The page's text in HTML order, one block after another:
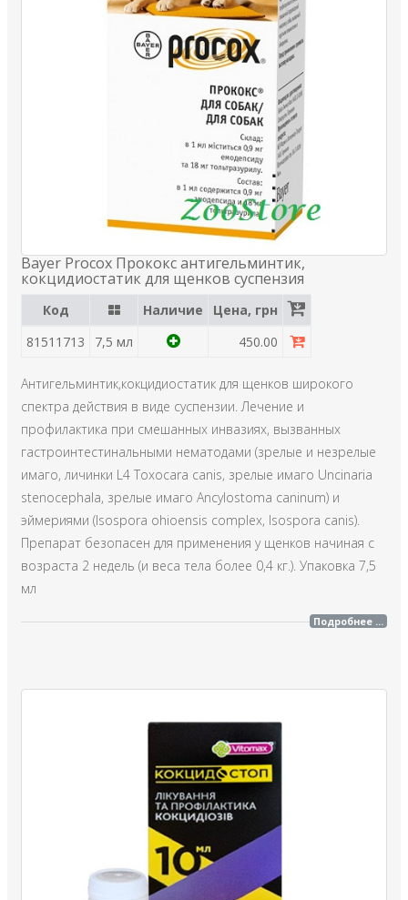
Bayer Procox Прококс антигельминтик,
кокцидиостатик для щенков суспензия
Код Наличие
Цена, грн
81511713
7,5 мл 450.00
Антигельминтик,кокцидиостатик для щенков широкого
спектра действия в виде суспензии. Лечение и
профилактика при смешанных инвазиях, вызванных
гастроинтестинальными нематодами (зрелые и незрелые
имаго, личинки L4 Toxocara canis, зрелые имаго Uncinaria
stenocephala, зрелые имаго Ancylostoma caninum) и
эймериями (Isospora ohioensis complex, Isospora canis).
Препарат безопасен для применения у щенков начиная с
возраста 2 недель (и веса тела более 0,4 кг.). Упаковка 7,5
мл
Подробнее ...